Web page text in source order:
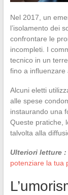
Nel 2017, un
l’isolamento dei
confrontare le
incompleti. I
tecnico in un
fino a influenzare
Alcuni eletti
alle spese
instaurando una
Queste pratiche,
talvolta alla
Ulteriori letture :
potenziare la tua